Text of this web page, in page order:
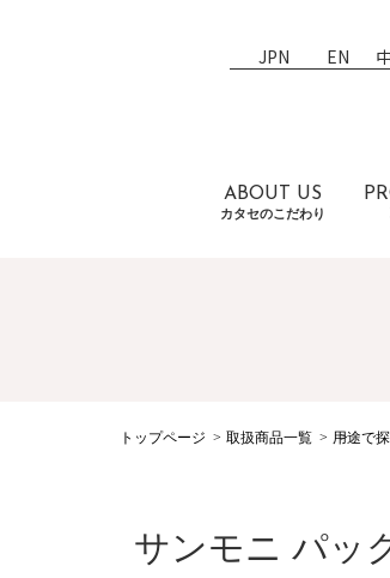
JPN EN
ABOUT US
カタセのこだわり
トップページ 取扱商品一覧 用途で
サンモニ パッ